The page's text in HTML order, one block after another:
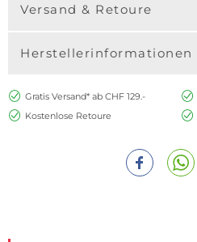
Versand & Retoure
Herstellerinformationen
Gratis Versand* ab CHF 129.-
Kostenlose Retoure